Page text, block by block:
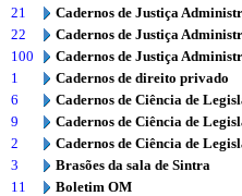
21
Cadernos de Justiça
22
Cadernos de Justiça
100
Cadernos de Justiça
1
Cadernos de direito privado
6
Cadernos de Ciência de
9
Cadernos de Ciência de
2
Cadernos de Ciência de
3
Brasões da sala de Sintra
11
Boletim OM